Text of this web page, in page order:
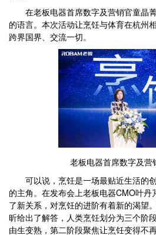
在老板电器首席数字及营销官童晶
的语言。本次活动让烹饪与体育在杭州
跨界国界、交流一切。
老板电器首席数字及营
可以说，烹饪是一场最贴近生活的
的主角。在发布会上老板电器CMO叶丹
了新关系，对烹饪的进阶有着新的渴望
昕给出了解答，人类烹饪划分为三个阶
由生变熟，第二阶段聚焦让烹饪变得不